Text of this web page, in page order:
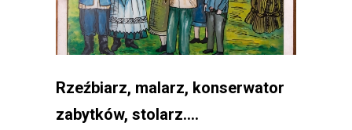
Rzeźbiarz, malarz, konserwator
zabytków, stolarz….